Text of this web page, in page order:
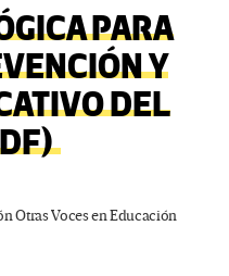
PARA
Y
DEL
Otras Voces en Educación